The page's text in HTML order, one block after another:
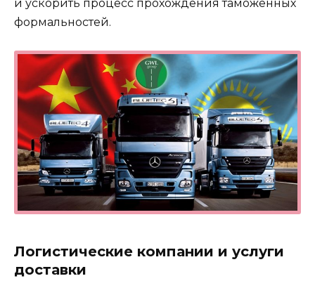
и ускорить процесс прохождения таможенных
формальностей.
Логистические компании и услуги
доставки